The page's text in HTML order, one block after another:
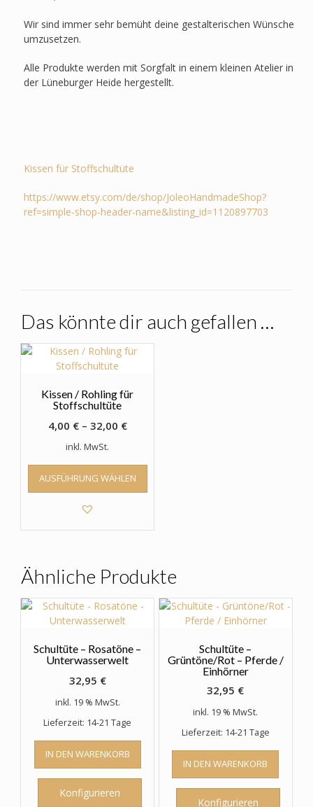
Wir sind immer sehr bemüht deine gestalterischen Wünsche
umzusetzen.
Alle Produkte werden mit Sorgfalt in einem kleinen Atelier in
der Lüneburger Heide hergestellt.
Kissen für Stoffschultüte
https://www.etsy.com/de/shop/JoleoHandmadeShop?
ref=simple-shop-header-name&listing_id=1120897703
Das könnte dir auch gefallen …
Kissen / Rohling für
Stoffschultüte
4,00 €– 32,00 €
inkl. MwSt.
AUSFÜHRUNG WÄHLEN
Dieses
weist
Optionen
können
auf
der
Produktseite
werden
Ähnliche Produkte
Schultüte – Rosatöne –
Unterwasserwelt
32,95 €
inkl. 19 % MwSt.
Lieferzeit: 14-21 Tage
IN DEN WARENKORB
Konfigurieren
Schultüte –
Grüntöne/Rot – Pferde /
Einhörner
32,95 €
inkl. 19 % MwSt.
Lieferzeit: 14-21 Tage
IN DEN WARENKORB
Konfigurieren